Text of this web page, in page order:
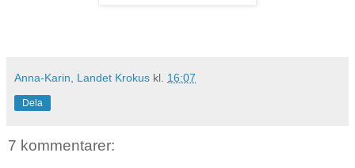
Anna-Karin, Landet Krokus kl. 16:07
Dela
7 kommentarer: